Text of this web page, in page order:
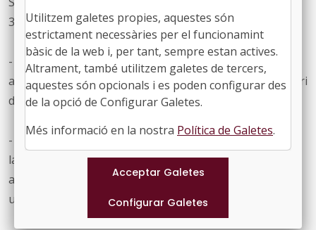
3.423.341,44 euros.
- Santa Perpètua de Mogoda: Eliminació de barreres
arquitectòniques i millora de l'accessibilitat a peu al barri
de la Florida, amb una subvenció d'1.039.960 euros.
- Tarragona : Implantació i posada en funcionament de
la ZBE a Tarragona, intercanviador d'autobusos i
adquisició de 4 autobusos impulsats per hidrogen, amb
una subvenció de 3.328.196,91 euros.
Utilitzem galetes propies, aquestes són
estrictament necessàries per el funcionamint
bàsic de la web i, per tant, sempre estan actives.
Altrament, també utilitzem galetes de tercers,
aquestes són opcionals i es poden configurar des
de la opció de Configurar Galetes.
Més informació en la nostra Política de Galetes.